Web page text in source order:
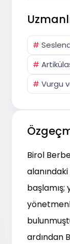
#
#
# Vurgu
Birol
başlamış;
ardından